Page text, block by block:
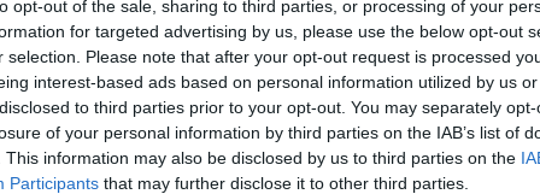
opt-out of the sale, sharing to third parties, or processing of your
for targeted advertising by us, please use the below opt-out
selection. Please note that after your opt-out request is processed
interest-based ads based on personal information utilized by us
to third parties prior to your opt-out. You may separately
of your personal information by third parties on the IAB’s list of
This information may also be disclosed by us to third parties on the
Participants that may further disclose it to other third parties.
όλο και περισσότεροι καταναλωτές
αναγνωρίζουν και
αγοραστικό κοινό τόσο για την γεύση τους όσο και για το
μπορούν νακαταναλωθούνακόμα και με την
τα θρεπτικά συστατικά των πατατών.
είναι καρκινογόνες οι πατάτες